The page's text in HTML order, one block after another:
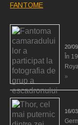
FANTOME
20/
În
»
16/